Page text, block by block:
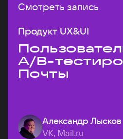
Смотреть запись
Продукт UX&UI
A/B-
Почты
Александр Лысков
VK, Mail.ru